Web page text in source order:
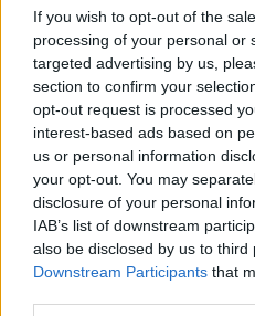
If you wish to opt-out of the
processing of your personal or
targeted advertising by us,
section to confirm your
opt-out request is processed
interest-based ads based on
us or personal information
your opt-out. You may
disclosure of your personal
IAB’s list of downstream
also be disclosed by us to third
Downstream Participants that
Η ΕΕ και η Κίνα
επεκτείνουν τη
την κυκλική
ΠΕΡΙΒΑΛΛΟΝ
26/04/2024 - 10:22